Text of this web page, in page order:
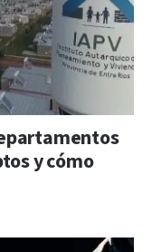
y cómo